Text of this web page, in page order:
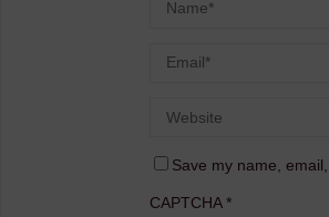
Save my name,
CAPTCHA*